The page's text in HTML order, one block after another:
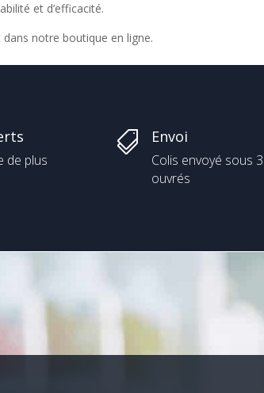
et d’efficacité.
dans notre boutique en ligne.
de plus
 Envoi
Colis envoyé sous
ouvrés